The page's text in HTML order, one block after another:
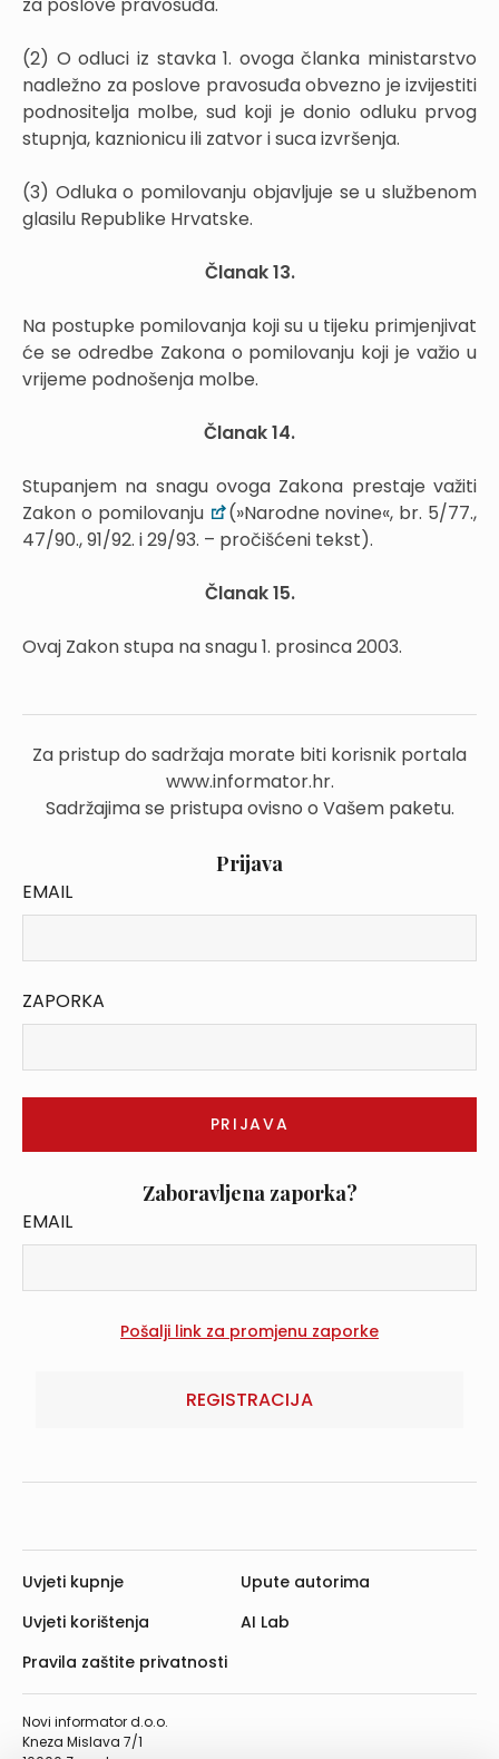
(2) O odluci iz stavka 1. ovoga članka ministarstvo
nadležno za poslove pravosuđa obvezno je izvijestiti
podnositelja molbe, sud koji je donio odluku prvog
stupnja, kaznionicu ili zatvor i suca izvršenja.
(3) Odluka o pomilovanju objavljuje se u službenom
glasilu Republike Hrvatske.
Članak 13.
Na postupke pomilovanja koji su u tijeku primjenjivat
će se odredbe Zakona o pomilovanju koji je važio u
vrijeme podnošenja molbe.
Članak 14.
Stupanjem na snagu ovoga Zakona prestaje važiti
Zakon o pomilovanju
(»Narodne novine«, br. 5/77.,
47/90., 91/92. i 29/93. – pročišćeni tekst).
Članak 15.
Ovaj Zakon stupa na snagu 1. prosinca 2003.
Za pristup do sadržaja morate biti korisnik portala
www.informator.hr.
Sadržajima se pristupa ovisno o Vašem paketu.
Prijava
EMAIL
ZAPORKA
Zaboravljena zaporka?
EMAIL
REGISTRACIJA
Novi informator d.o.o.
Kneza Mislava 7/1
Uvjeti kupnje
Uvjeti korištenja
Pravila zaštite privatnosti
Upute autorima
AI Lab